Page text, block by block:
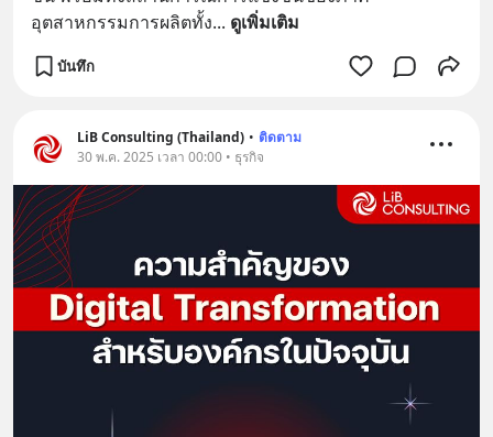
อุตสาหกรรมการผลิตทั้ง... ดูเพิ่มเติม
บันทึก
LiB Consulting (Thailand) • ติดตาม
30 พ.ค. 2025 เวลา 00:00 • ธุรกิจ